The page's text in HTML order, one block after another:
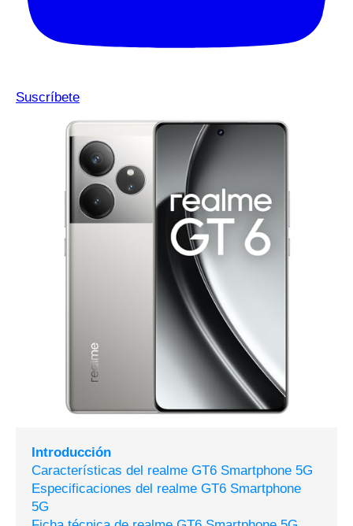
Suscríbete
Introducción
Características del realme GT6 Smartphone 5G
Especificaciones del realme GT6 Smartphone
5G